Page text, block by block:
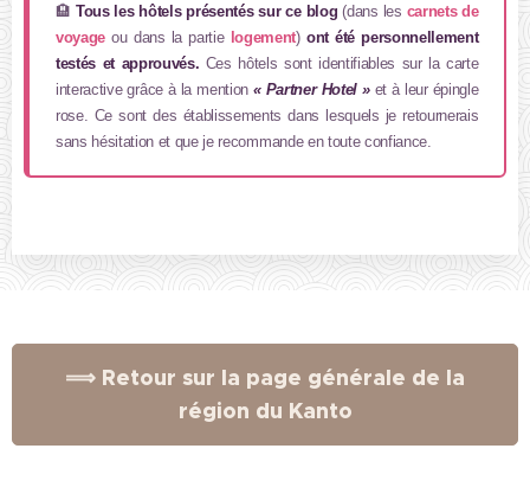
🏨 Tous les hôtels présentés sur ce blog (dans les carnets de
voyage ou dans la partie logement) ont été personnellement
testés et approuvés. Ces hôtels sont identifiables sur la carte
interactive grâce à la mention « Partner Hotel »et à leur épingle
rose. Ce sont des établissements dans lesquels je retournerais
sans hésitation et que je recommande en toute confiance.
⟹ Retour sur la page générale de la
région du Kanto